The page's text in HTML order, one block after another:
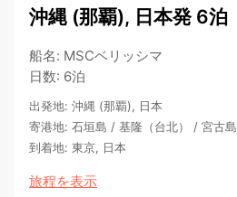
沖縄 (那覇), 日本発 6泊
船名: MSCベリッシマ
日数: 6泊
出発地: 沖縄 (那覇), 日本
寄港地: 石垣島 / 基隆（台北） / 宮古島
到着地: 東京, 日本
旅程を表示